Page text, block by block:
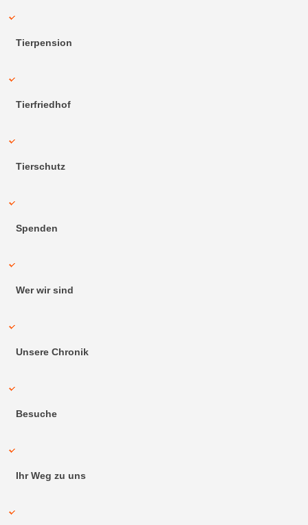
Tierpension
Tierfriedhof
Tierschutz
Spenden
Wer wir sind
Unsere Chronik
Besuche
Ihr Weg zu uns